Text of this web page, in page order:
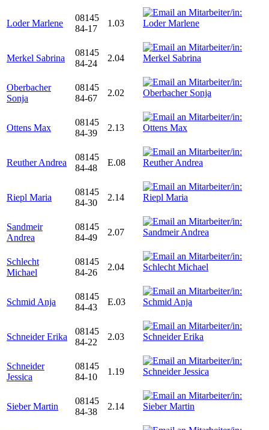
Loder Marlene
08145
84-17
1.03
Merkel Sabrina
08145
84-24
2.04
Oberbacher
Sonja
08145
84-67
2.02
Ottens Max
08145
84-39
2.13
Reuther Andrea
08145
84-48
E.08
Riepl Maria
08145
84-30
2.14
Sandmeir
Andrea
08145
84-49
2.07
Schlecht
Michael
08145
84-26
2.04
Schmid Anja
08145
84-43
E.03
Schneider Erika
08145
84-22
2.03
Schneider
Jessica
08145
84-10
1.19
Sieber Martin
08145
84-38
2.14